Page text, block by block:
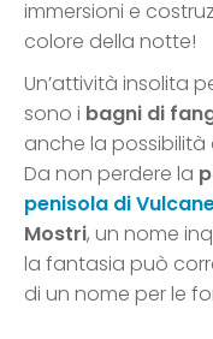
immersioni e
colore della notte!
Un’attività insolita
sono i bagni di
anche la possibilità
Da non perdere la
penisola di
Mostri, un nome
la fantasia può
di un nome per le